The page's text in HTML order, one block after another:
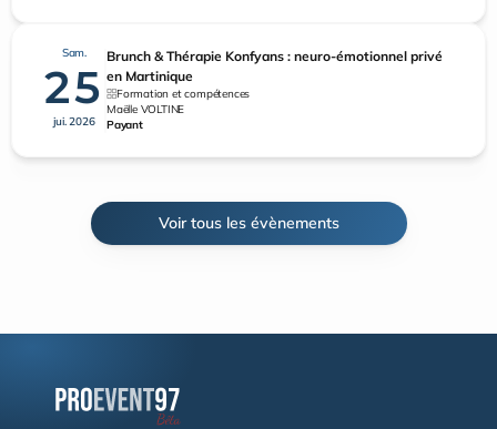
Voir tous les évènements
Sam.
25
jui. 2026
Brunch & Thérapie Konfyans : neuro-émotionnel privé
en Martinique
Formation et compétences
Maëlle VOLTINE
Payant